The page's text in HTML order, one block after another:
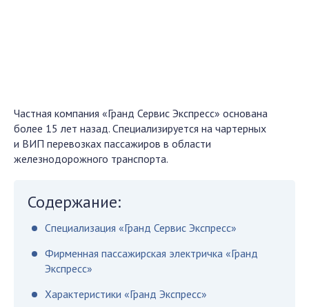
Частная компания «Гранд Сервис Экспресс» основана
более 15 лет назад. Специализируется на чартерных
и ВИП перевозках пассажиров в области
железнодорожного транспорта.
Содержание:
Специализация «Гранд Сервис Экспресс»
Фирменная пассажирская электричка «Гранд
Экспресс»
Характеристики «Гранд Экспресс»